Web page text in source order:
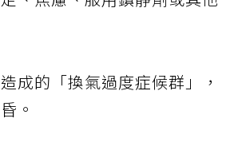
成的「換氣過度症候群」，
。